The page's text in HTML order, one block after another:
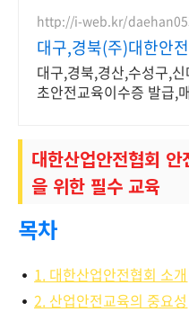
http://i-web.kr/
대구,경북(주)대한안
THE BEST 교육기관
대구,경북,경산,수성구,
초안전교육이수증 발급,
대한산업안전협회
을 위한 필수 교육
목차
1. 대한산업안전협회 소개
2. 산업안전교육의 중요성